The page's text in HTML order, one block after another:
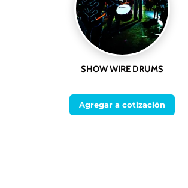
SHOW WIRE DRUMS
Agregar a cotización